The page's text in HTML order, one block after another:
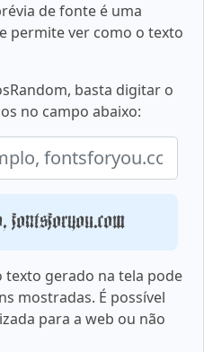
de fonte é uma
permite ver como o texto
basta digitar o
no campo abaixo:
fontsforyou.com
texto gerado na tela pode
mostradas. É possível
para a web ou não